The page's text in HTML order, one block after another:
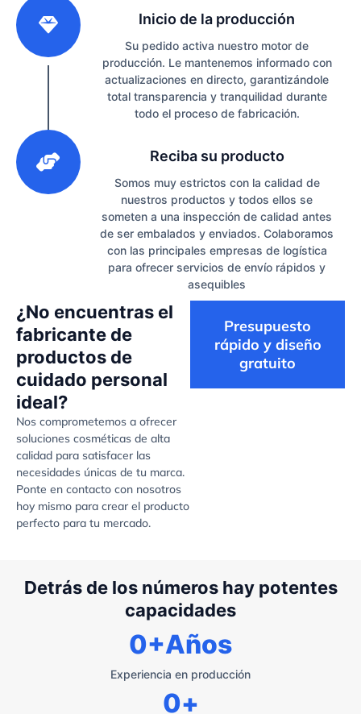
Inicio de la producción
Su pedido activa nuestro motor de
producción. Le mantenemos informado con
actualizaciones en directo, garantizándole
total transparencia y tranquilidad durante
todo el proceso de fabricación.
Reciba su producto
Somos muy estrictos con la calidad de
nuestros productos y todos ellos se
someten a una inspección de calidad antes
de ser embalados y enviados. Colaboramos
con las principales empresas de logística
para ofrecer servicios de envío rápidos y
asequibles
¿No encuentras el
fabricante de
productos de
cuidado personal
ideal?
Nos comprometemos a ofrecer
soluciones cosméticas de alta
calidad para satisfacer las
necesidades únicas de tu marca.
Ponte en contacto con nosotros
hoy mismo para crear el producto
perfecto para tu mercado.
Presupuesto
rápido y diseño
gratuito
Detrás de los números hay potentes
capacidades
Experiencia en producción
0+Años
0+